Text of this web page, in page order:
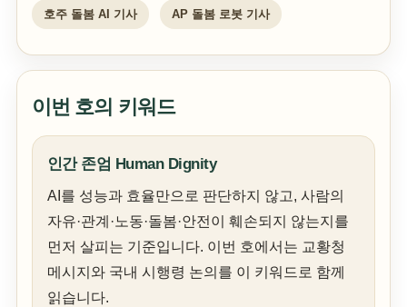
호주 돌봄 AI 기사 AP 돌봄 로봇 기사
이번 호의 키워드
인간 존엄 Human Dignity
AI를 성능과 효율만으로 판단하지 않고, 사람의
자유·관계·노동·돌봄·안전이 훼손되지 않는지를
먼저 살피는 기준입니다. 이번 호에서는 교황청
메시지와 국내 시행령 논의를 이 키워드로 함께
읽습니다.